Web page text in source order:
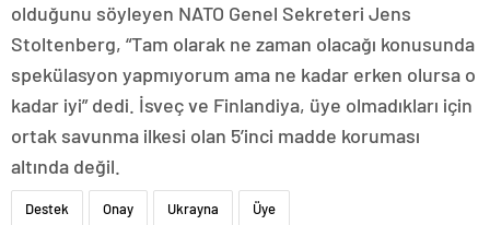
olduğunu söyleyen NATO Genel Sekreteri Jens
Stoltenberg, “Tam olarak ne zaman olacağı konusunda
spekülasyon yapmıyorum ama ne kadar erken olursa o
kadar iyi” dedi. İsveç ve Finlandiya, üye olmadıkları için
ortak savunma ilkesi olan 5’inci madde koruması
altında değil.
Destek Onay Ukrayna Üye